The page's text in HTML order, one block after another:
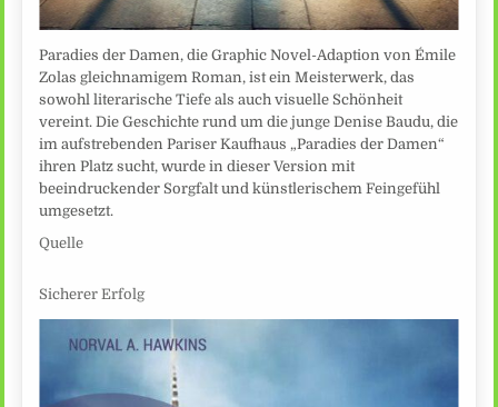
Paradies der Damen, die Graphic Novel-Adaption von Émile
Zolas gleichnamigem Roman, ist ein Meisterwerk, das
sowohl literarische Tiefe als auch visuelle Schönheit
vereint. Die Geschichte rund um die junge Denise Baudu, die
im aufstrebenden Pariser Kaufhaus „Paradies der Damen“
ihren Platz sucht, wurde in dieser Version mit
beeindruckender Sorgfalt und künstlerischem Feingefühl
umgesetzt.
Quelle
Sicherer Erfolg